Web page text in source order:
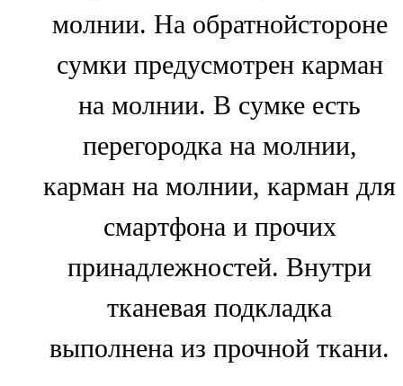
молнии. На обратнойстороне
сумки предусмотрен карман
на молнии. В сумке есть
перегородка на молнии,
карман на молнии, карман для
смартфона и прочих
принадлежностей. Внутри
тканевая подкладка
выполнена из прочной ткани.